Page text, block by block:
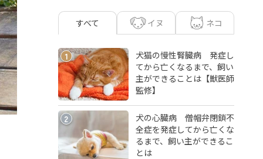
すべて イヌ ネコ
1
犬猫の慢性腎臓病 発症し
てから亡くなるまで、飼い
主ができることは【獣医師
監修】
2
犬の心臓病 僧帽弁閉鎖不
全症を発症してから亡くな
るまで、飼い主ができるこ
とは